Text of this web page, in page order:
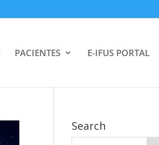
PACIENTES E-IFUS PORTAL
Search